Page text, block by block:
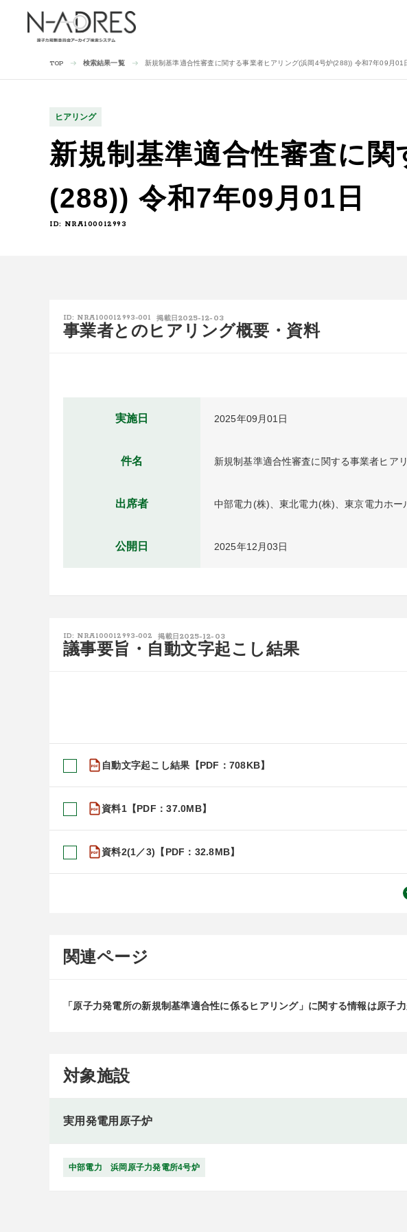
TOP 検索結果一覧 新規制基準適合性審査に関する事業者ヒアリング(浜岡4号炉(288)) 令和7年09月01
ヒアリング
新規制基準適合性審査に
(288)) 令和7年09月01日
ID: NRA100012993
ID: NRA100012993-001 掲載日 2025-12-03
事業者とのヒアリング概要・資料
実施日 2025年09月01日
件名 新規制基準適合性審査に関する事業者ヒア
出席者 中部電力(株)、東北電力(株)、東京電力ホ
公開日 2025年12月03日
ID: NRA100012993-002 掲載日 2025-12-03
議事要旨・自動文字起こし結果
自動文字起こし結果【PDF：708KB】
資料1【PDF：37.0MB】
資料2(1／3)【PDF：32.8MB】
関連ページ
「原子力発電所の新規制基準適合性に係るヒアリング」に関する情報は原子
対象施設
実用発電用原子炉
中部電力 浜岡原子力発電所4号炉